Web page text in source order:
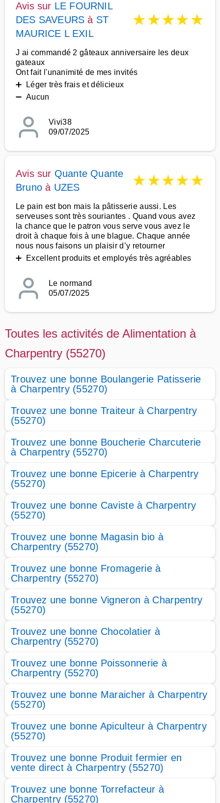
Avis sur LE FOURNIL
DES SAVEURS à ST
MAURICE L EXIL
★★★★★
J ai commandé 2 gâteaux anniversaire les deux
gateaux
Ont fait l'unanimité de mes invités
➕ Léger très frais et délicieux
➖ Aucun
Vivi38
09/07/2025
Avis sur Quante Quante
Bruno à UZES ★★★★★
Le pain est bon mais la pâtisserie aussi. Les
serveuses sont très souriantes . Quand vous avez
la chance que le patron vous serve vous avez le
droit à chaque fois à une blague. Chaque année
nous nous faisons un plaisir d’y retourner
➕ Excellent produits et employés très agréables
Le normand
05/07/2025
Toutes les activités de Alimentation à
Charpentry (55270)
Trouvez une bonne Boulangerie Patisserie
à Charpentry (55270)
Trouvez une bonne Traiteur à Charpentry
(55270)
Trouvez une bonne Boucherie Charcuterie
à Charpentry (55270)
Trouvez une bonne Epicerie à Charpentry
(55270)
Trouvez une bonne Caviste à Charpentry
(55270)
Trouvez une bonne Magasin bio à
Charpentry (55270)
Trouvez une bonne Fromagerie à
Charpentry (55270)
Trouvez une bonne Vigneron à Charpentry
(55270)
Trouvez une bonne Chocolatier à
Charpentry (55270)
Trouvez une bonne Poissonnerie à
Charpentry (55270)
Trouvez une bonne Maraicher à Charpentry
(55270)
Trouvez une bonne Apiculteur à Charpentry
(55270)
Trouvez une bonne Produit fermier en
vente direct à Charpentry (55270)
Trouvez une bonne Torrefacteur à
Charpentry (55270)